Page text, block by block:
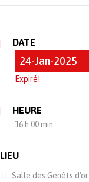
DATE
24-Jan-2025
Expiré!
HEURE
16 h 00 min
LIEU
Salle des Genêts d'or